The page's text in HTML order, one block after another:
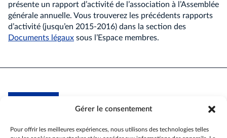
Gérer le consentement
Pour offrir les meilleures expériences, nous utilisons des technologies telles
présente un rapport d’activité de l’association à l’Assemblée
générale annuelle. Vous trouverez les précédents rapports
d’activité (jusqu’en 2015-2016) dans la section des
Documents légaux sous l’Espace membres.
Association internationale des anciens